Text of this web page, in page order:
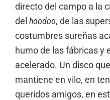
directo del campo a la
del hoodoo, de las
costumbres sureñas
humo de las fábricas y
acelerado. Un disco
mantiene en vilo, en
queridos amigos, en